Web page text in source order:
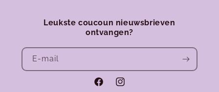
Leukste coucoun nieuwsbrieven
ontvangen?
E‑mail
FacebookInstagram